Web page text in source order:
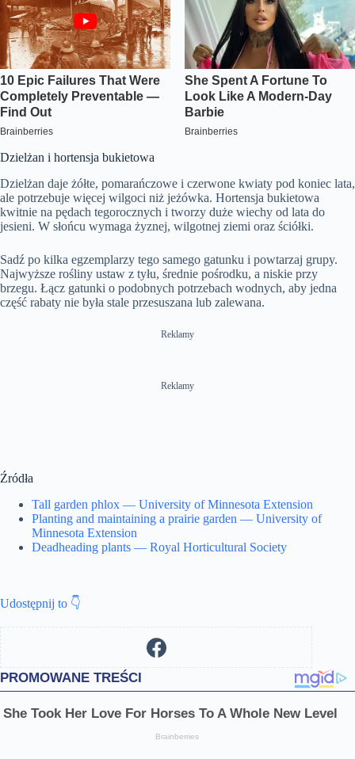
Dzielżan i hortensja bukietowa
Dzielżan daje żółte, pomarańczowe i czerwone kwiaty pod koniec lata,
ale potrzebuje więcej wilgoci niż jeżówka. Hortensja bukietowa
kwitnie na pędach tegorocznych i tworzy duże wiechy od lata do
jesieni. W słońcu wymaga żyznej, wilgotnej ziemi oraz ściółki.
Sadź po kilka egzemplarzy tego samego gatunku i powtarzaj grupy.
Najwyższe rośliny ustaw z tyłu, średnie pośrodku, a niskie przy
brzegu. Łącz gatunki o podobnych potrzebach wodnych, aby jedna
część rabaty nie była stale przesuszana lub zalewana.
Reklamy
Reklamy
Źródła
Tall garden phlox — University of Minnesota Extension
Planting and maintaining a prairie garden — University of
Minnesota Extension
Deadheading plants — Royal Horticultural Society
Udostępnij to 👇